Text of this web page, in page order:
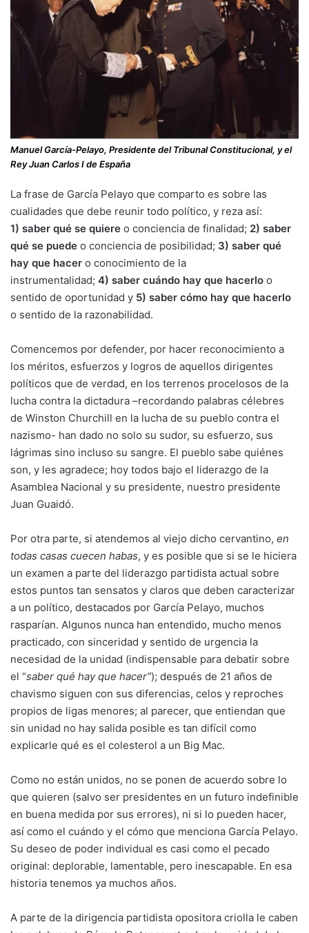
Manuel García-Pelayo, Presidente del Tribunal Constitucional, y el
Rey Juan Carlos I de España
La frase de García Pelayo que comparto es sobre las
cualidades que debe reunir todo político, y reza así:
1) saber qué se quiere o conciencia de finalidad; 2) saber
qué se puede o conciencia de posibilidad; 3) saber qué
hay que hacer o conocimiento de la
instrumentalidad; 4) saber cuándo hay que hacerlo o
sentido de oportunidad y 5) saber cómo hay que hacerlo
o sentido de la razonabilidad.
Comencemos por defender, por hacer reconocimiento a
los méritos, esfuerzos y logros de aquellos dirigentes
políticos que de verdad, en los terrenos procelosos de la
lucha contra la dictadura –recordando palabras célebres
de Winston Churchill en la lucha de su pueblo contra el
nazismo- han dado no solo su sudor, su esfuerzo, sus
lágrimas sino incluso su sangre. El pueblo sabe quiénes
son, y les agradece; hoy todos bajo el liderazgo de la
Asamblea Nacional y su presidente, nuestro presidente
Juan Guaidó.
Por otra parte, si atendemos al viejo dicho cervantino, en
todas casas cuecen habas, y es posible que si se le hiciera
un examen a parte del liderazgo partidista actual sobre
estos puntos tan sensatos y claros que deben caracterizar
a un político, destacados por García Pelayo, muchos
rasparían. Algunos nunca han entendido, mucho menos
practicado, con sinceridad y sentido de urgencia la
necesidad de la unidad (indispensable para debatir sobre
el “saber qué hay que hacer”); después de 21 años de
chavismo siguen con sus diferencias, celos y reproches
propios de ligas menores; al parecer, que entiendan que
sin unidad no hay salida posible es tan difícil como
explicarle qué es el colesterol a un Big Mac.
Como no están unidos, no se ponen de acuerdo sobre lo
que quieren (salvo ser presidentes en un futuro indefinible
en buena medida por sus errores), ni si lo pueden hacer,
así como el cuándo y el cómo que menciona García Pelayo.
Su deseo de poder individual es casi como el pecado
original: deplorable, lamentable, pero inescapable. En esa
historia tenemos ya muchos años.
A parte de la dirigencia partidista opositora criolla le caben